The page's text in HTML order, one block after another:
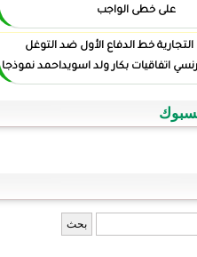
على خطى الواجب
خط الدفاع الأول ضد التوغل
اتفاقيات بكار ولد اسويداحمد نموذجا